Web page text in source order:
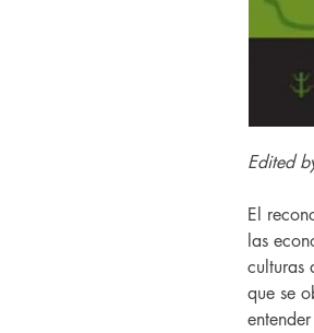
Edited
El
las
culturas
que se